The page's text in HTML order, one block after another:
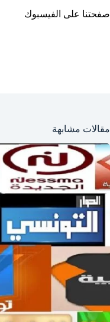
صفحتنا على الفيسبوك
مقالات مشابهة